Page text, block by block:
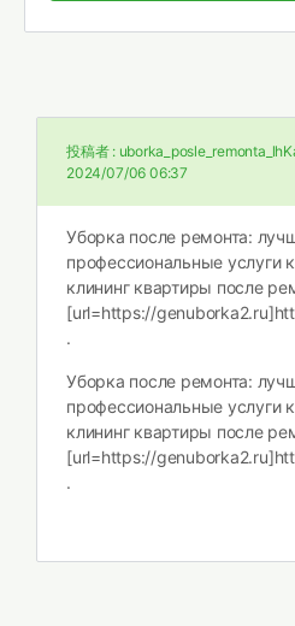
投稿者 :
2024/07/06 06:37
Уборка после ремонта:
профессиональные услуги
клининг квартиры после
[url=https://
.
Уборка после ремонта:
профессиональные услуги
клининг квартиры после
[url=https://
.